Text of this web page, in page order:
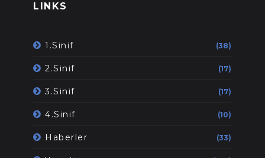
LINKS
1.Sinif (38)
2.Sinif (17)
3.Sinif (17)
4.Sinif (10)
Haberler (33)